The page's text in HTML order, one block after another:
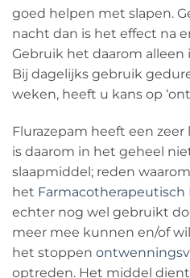
goed helpen met slapen.
nacht dan is het effect na
Gebruik het daarom alleen
Bij dagelijks gebruik
weken, heeft u kans op
Flurazepam heeft een
is daarom in het geheel
slaapmiddel; reden
het Farmacotherapeutisch
echter nog wel gebruikt
meer mee kunnen en/of
het stoppen
optreden. Het middel dient